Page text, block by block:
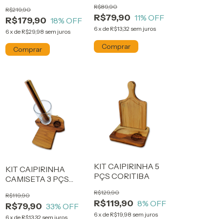
R$179,90
R$219,90
18% OFF
6x de R$29,98 sem juros
R$79,90
R$89,90
11% OFF
6x de R$13,32 sem juros
KIT CAIPIRINHA
CAMISETA 3 PÇS
R$79,90
R$119,90
33% OFF
6x de R$13,32 sem juros
KIT CAIPIRINHA 5
PÇS CORITIBA
R$119,90
R$129,90
8% OFF
6x de R$19,98 sem juros